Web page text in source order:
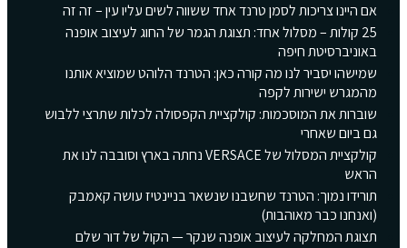
אם היינו צריכות לסמן טרנד אחד ששווה לשים עליו עין – זה זה
25 קולות – מסלול אחד: תצוגת הגמר של החוג לעיצוב אופנה
באוניברסיטת חיפה
שמישהו יסביר לנו מה קורה כאן: הטרנד הלוהט שמוציא אותנו
מהמגרש ישירות לקפה
שוברות את המוסכמות: קולקציית הקפסולה לכלות שתרצי ללבוש
גם ביום שאחרי
קולקציית המסלול של VERSACE נחתה בארץ וסובבה לנו את
הראש
תורידו נמוך: הטרנד שחשבנו שנשאר בניינטיז עושה קאמבק
(ואנחנו כבר מאוהבות)
תצוגת המחלקה לעיצוב אופנה שנקר — הקול של דור שלם